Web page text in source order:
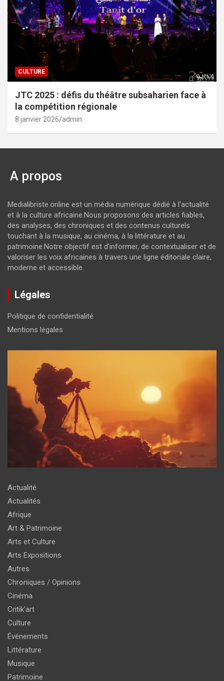
CULTURE
JTC 2025 : défis du théâtre subsaharien face à
la compétition régionale
8 janvier 2026 admin
A propos
Medialibriste.online est un média numérique dédié à l’actualité
et à la culture africaine.Nous proposons des articles fiables,
des analyses, des chroniques et des contenus culturels
touchant à la musique, au cinéma, à la littérature et au
patrimoine.Notre objectif est d’informer, de contextualiser et de
valoriser les voix africaines à travers une ligne éditoriale claire,
moderne et accessible.
Légales
Politique de confidentialité
Mentions légales
Actualité
Actualités
Afrique
Art & Patrimoine
Arts et Culture
Arts Expositions
Autres
Chroniques / Opinions
Cinéma
Critik'art
Culture
Événements
Littérature
Musique
Patrimoine